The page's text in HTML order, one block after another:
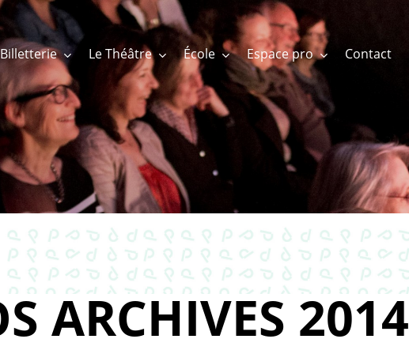
Billetterie Le Théâtre École Espace pro Contact
ARCHIVES 2014